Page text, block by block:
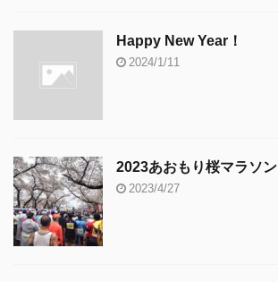
Happy New Year！
2024/1/11
2023あおもり桜マラソン
2023/4/27